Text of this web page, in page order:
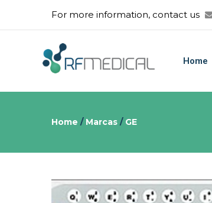
For more information, contact us
Home
Home / Marcas / GE